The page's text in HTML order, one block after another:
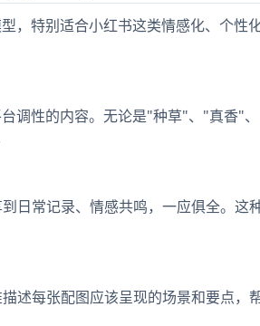
，特别适合小红书这类情感化、个性
调性的内容。无论是"种草"、"真香"
日常记录、情感共鸣，一应俱全。这
述每张配图应该呈现的场景和要点，